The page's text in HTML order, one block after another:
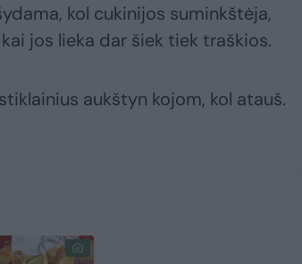
kol cukinijos suminkštėja,
jos lieka dar šiek tiek traškios.
aukštyn kojom, kol atauš.